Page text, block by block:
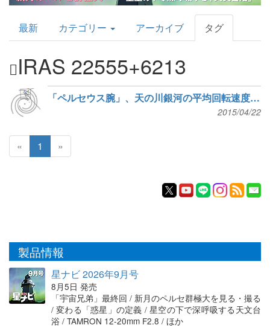
AstroArts
Topics
最新 カテゴリー アーカイブ タグ
IRAS 22555+6213
「ペルセウス腕」、天の川銀河の平均回転速度より遅かった
2015/04/22
« 1 »
製品情報
星ナビ 2026年9月号
8月5日 発売
「宇宙兄弟」最終回 / 新月のペルセ群極大を見る・撮る
/ 変わる「惑星」の定義 / 星空の下で深呼吸する天文台
浴 / TAMRON 12-20mm F2.8 / ほか